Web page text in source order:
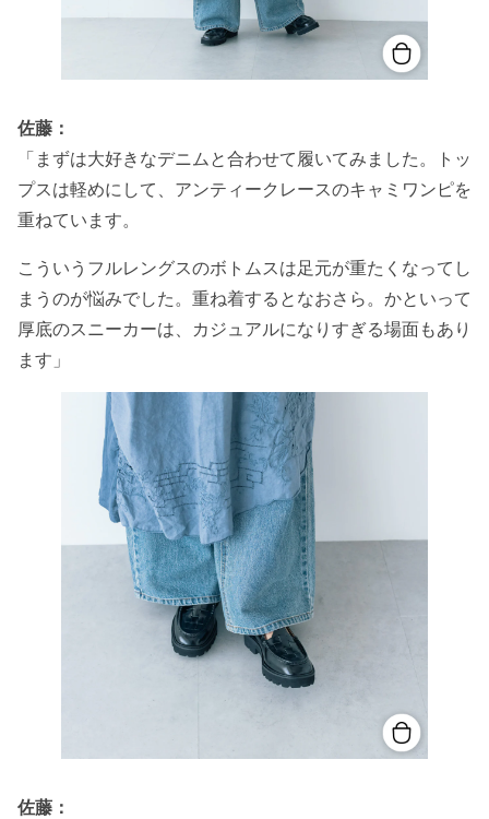
佐藤：
「まずは大好きなデニムと合わせて履いてみました。トッ
プスは軽めにして、アンティークレースのキャミワンピを
重ねています。
こういうフルレングスのボトムスは足元が重たくなってし
まうのが悩みでした。重ね着するとなおさら。かといって
厚底のスニーカーは、カジュアルになりすぎる場面もあり
ます」
佐藤：